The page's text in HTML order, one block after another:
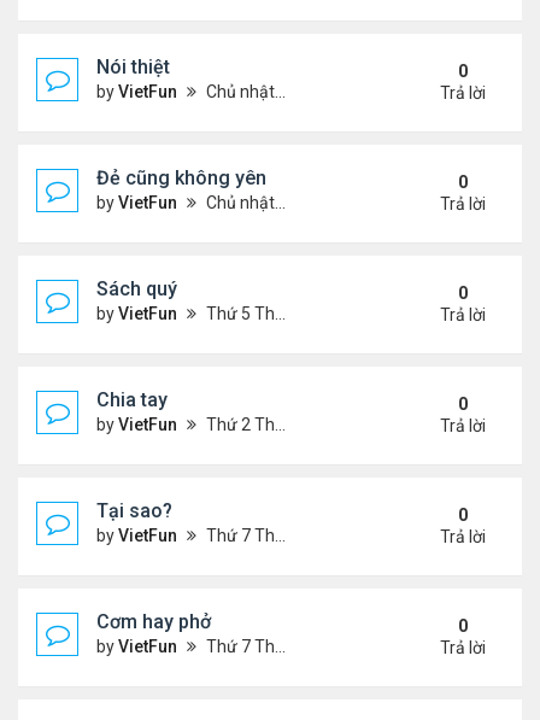
Nói thiệt
byVietFun Chủ nhật Tháng 12 12, 2021 11:06 pm
0
Trả lời
Đẻ cũng không yên
byVietFun Chủ nhật Tháng 12 12, 2021 10:54 pm
0
Trả lời
Sách quý
byVietFun Thứ 5 Tháng 12 09, 2021 11:54 am
0
Trả lời
Chia tay
byVietFun Thứ 2 Tháng 12 06, 2021 1:07 pm
0
Trả lời
Tại sao?
byVietFun Thứ 7 Tháng 12 04, 2021 11:07 pm
0
Trả lời
Cơm hay phở
byVietFun Thứ 7 Tháng 11 20, 2021 8:07 pm
0
Trả lời